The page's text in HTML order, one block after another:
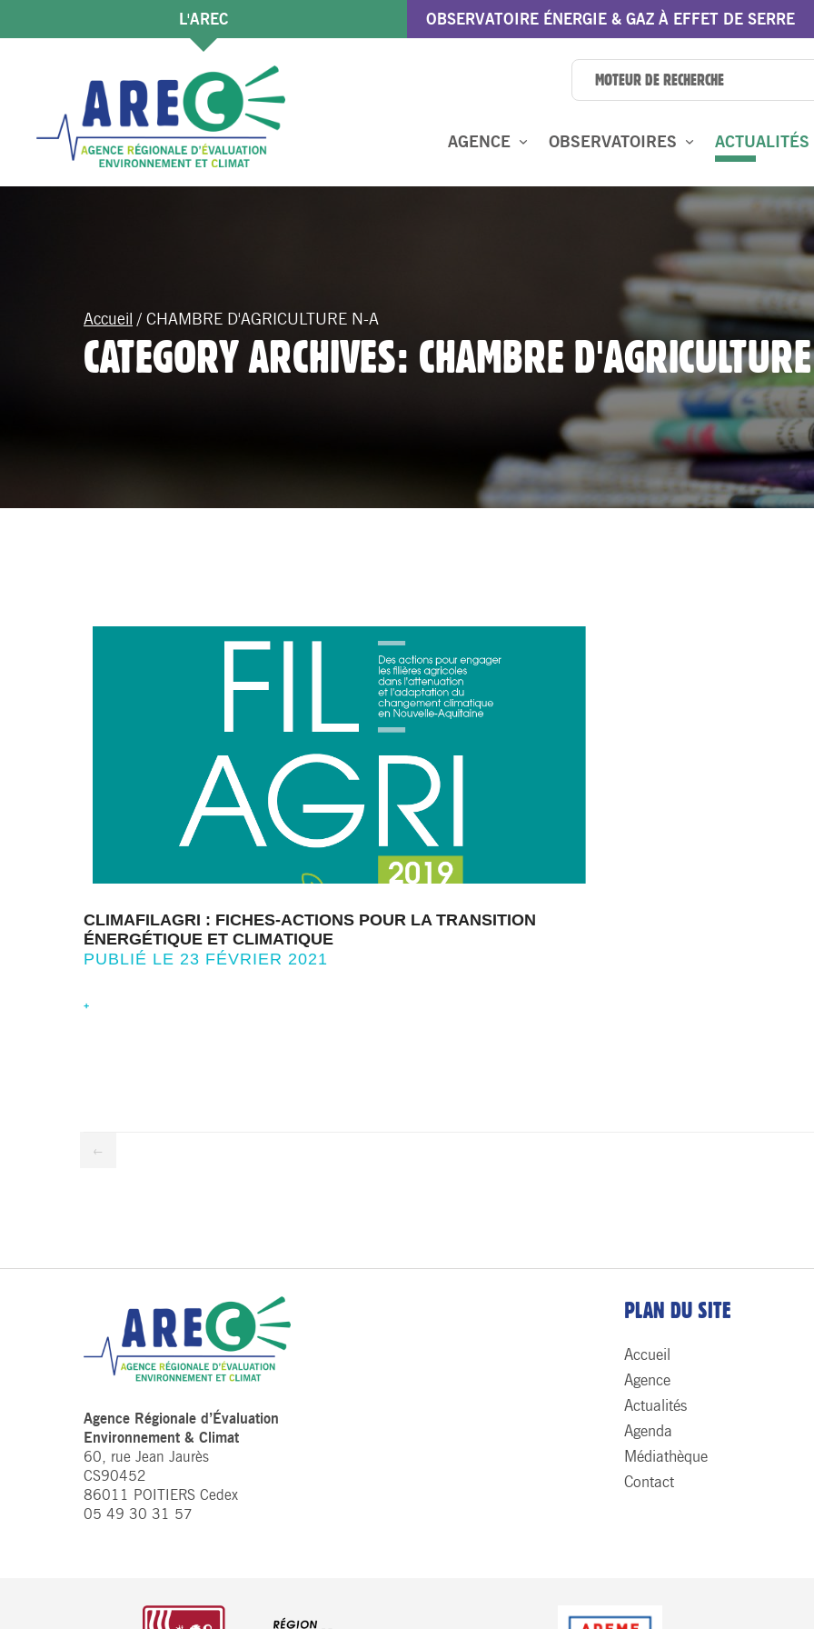
L'AREC OBSERVATOIRE ÉNERGIE & GAZ À EFFET DE SERRE
AGENCE OBSERVATOIRES ACTUALITÉS
Accueil / CHAMBRE D'AGRICULTURE N-A
CATEGORY ARCHIVES: CHAMBRE
CLIMAFILAGRI : FICHES-ACTIONS POUR LA TRANSITION
ÉNERGÉTIQUE ET CLIMATIQUE
PUBLIÉ LE 23 FÉVRIER 2021
+
←
Agence Régionale d’Évaluation
Environnement & Climat
60, rue Jean Jaurès
CS90452
86011 POITIERS Cedex
05 49 30 31 57
PLAN DU SITE
Accueil
Agence
Actualités
Agenda
Médiathèque
Contact